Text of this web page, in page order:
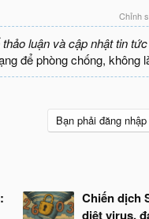
Chỉnh
luận và cập nhật tin
để phòng chống, không
Bạn phải đăng
Chiến dịch
diệt virus,